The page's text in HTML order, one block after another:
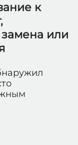
к
или